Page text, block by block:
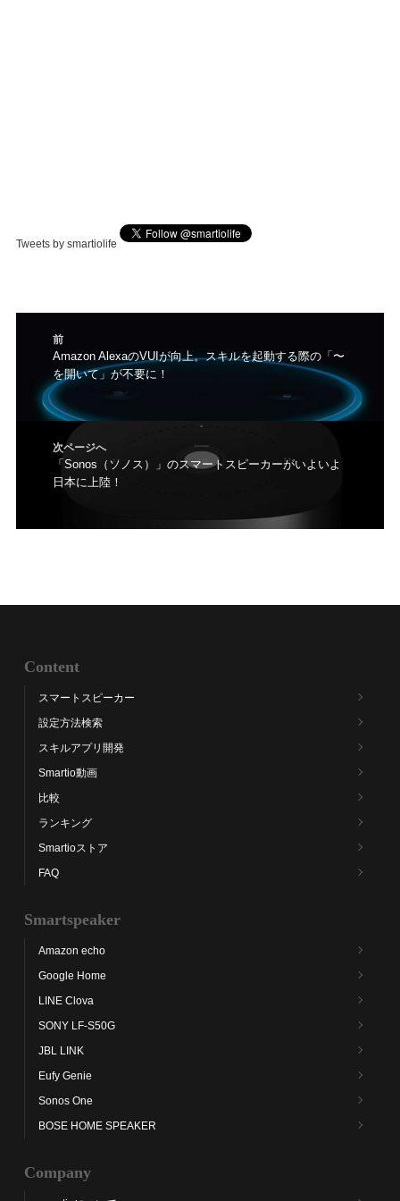
Tweets by smartiolife
前
前
の
投
稿:
Amazon AlexaのVUIが向上。スキルを起動する際の「〜
を開いて」が不要に！
次ページへ
次
の
「Sonos（ソノス）」のスマートスピーカーがいよいよ
日本に上陸！
Content
スマートスピーカー
設定方法検索
スキルアプリ開発
Smartio動画
比較
ランキング
Smartioストア
FAQ
Smartspeaker
Amazon echo
Google Home
LINE Clova
SONY LF-S50G
JBL LINK
Eufy Genie
Sonos One
BOSE HOME SPEAKER
Company